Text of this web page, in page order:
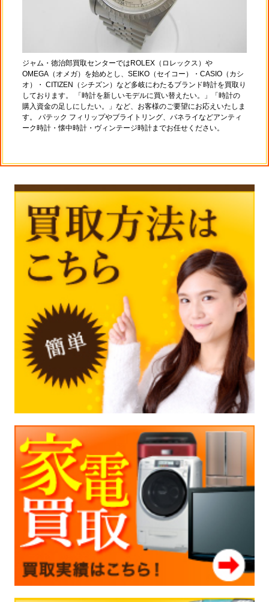
ジャム・徳治郎買取センターではROLEX（ロレックス）や
OMEGA（オメガ）を始めとし、SEIKO（セイコー）・CASIO（カシ
オ）・ CITIZEN（シチズン）など多岐にわたるブランド時計を買取り
しております。 「時計を新しいモデルに買い替えたい。」「時計の
購入資金の足しにしたい。」など、お客様のご要望にお応えいたしま
す。 パテック フィリップやブライトリング、パネライなどアンティ
ーク時計・懐中時計・ヴィンテージ時計までお任せください。